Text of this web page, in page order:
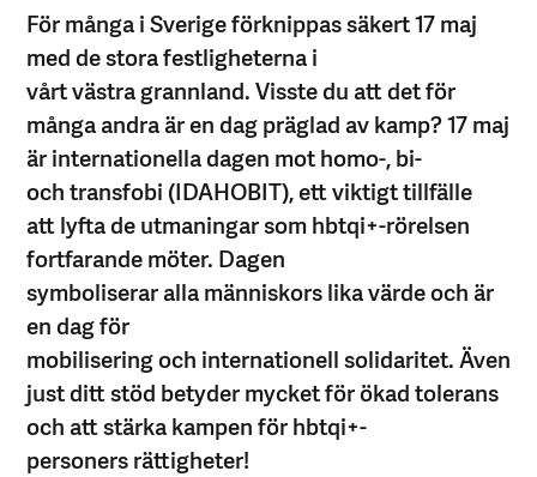
För många i Sverige förknippas säkert 17 maj
med de stora festligheterna i
vårt västra grannland. Visste du att det för
många andra är en dag präglad av kamp? 17 maj
är internationella dagen mot homo-, bi-
och transfobi (IDAHOBIT), ett viktigt tillfälle
att lyfta de utmaningar som hbtqi+-rörelsen
fortfarande möter. Dagen
symboliserar alla människors lika värde och är
en dag för
mobilisering och internationell solidaritet. Även
just ditt stöd betyder mycket för ökad tolerans
och att stärka kampen för hbtqi+-
personers rättigheter!